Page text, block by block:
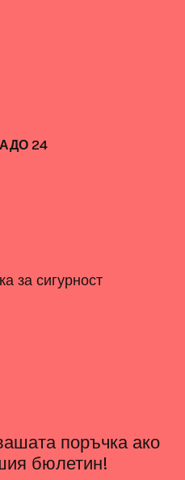
24
за сигурност
поръчка ако
бюлетин!